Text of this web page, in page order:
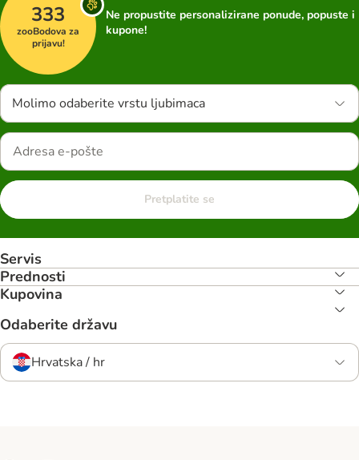
333
zooBodova za
prijavu!
Ne propustite personalizirane ponude, popuste i
kupone!
Molimo odaberite vrstu ljubimaca
Pretplatite se
Servis
Prednosti
Kupovina
Odaberite državu
Hrvatska / hr